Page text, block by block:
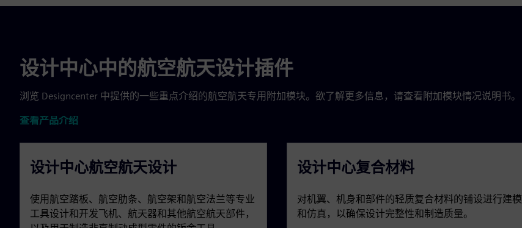
设计中心中的航空航天设计插件
浏览 Designcenter 中提供的一些重点介绍的航空航天专用附加模块。欲了解更多信息，请查看附加模块情况说明书。
查看产品介绍
设计中心航空航天设计
使用航空踏板、航空肋条、航空架和航空法兰等专业
工具设计和开发飞机、航天器和其他航空航天部件，
设计中心复合材料
对机翼、机身和部件的轻质复合材料的铺设进行建模
和仿真，以确保设计完整性和制造质量。